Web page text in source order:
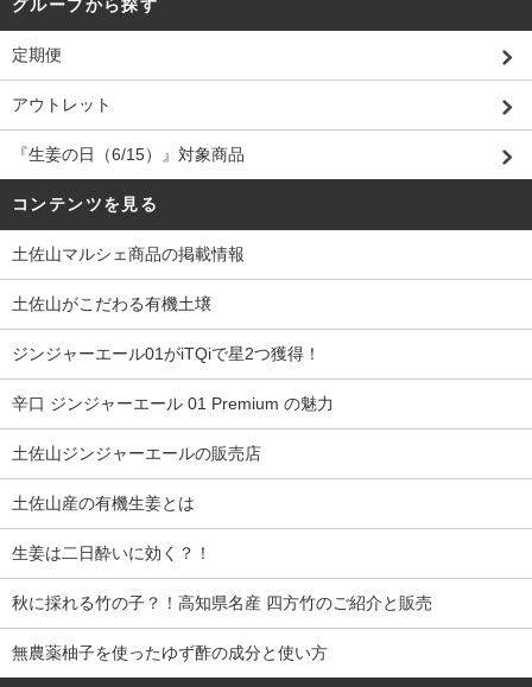
グループから探す
定期便
アウトレット
『生姜の日（6/15）』対象商品
コンテンツを見る
土佐山マルシェ商品の掲載情報
土佐山がこだわる有機土壌
ジンジャーエール01がiTQiで星2つ獲得！
辛口 ジンジャーエール 01 Premium の魅力
土佐山ジンジャーエールの販売店
土佐山産の有機生姜とは
生姜は二日酔いに効く？！
秋に採れる竹の子？！高知県名産 四方竹のご紹介と販売
無農薬柚子を使ったゆず酢の成分と使い方